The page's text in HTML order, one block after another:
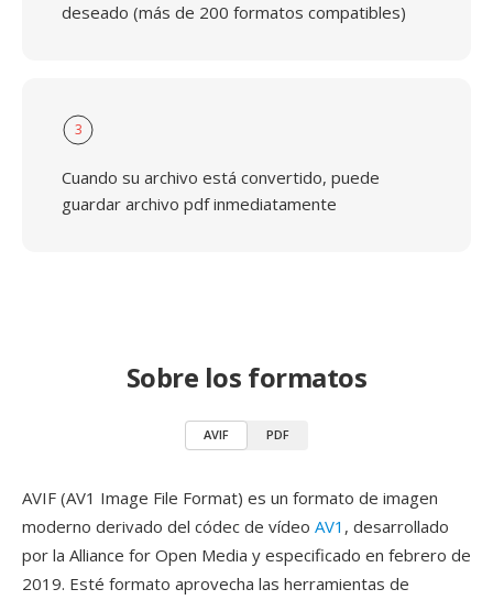
deseado (más de 200 formatos compatibles)
3
Cuando su archivo está convertido, puede
guardar archivo pdf inmediatamente
Sobre los formatos
AVIF PDF
AVIF (AV1 Image File Format) es un formato de imagen
moderno derivado del códec de vídeo AV1 , desarrollado
por la Alliance for Open Media y especificado en febrero de
2019. Esté formato aprovecha las herramientas de